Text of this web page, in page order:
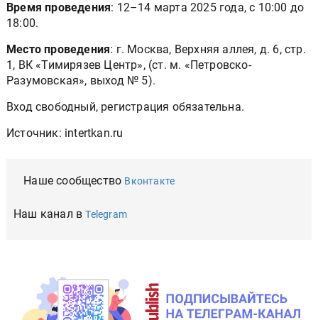
Время проведения: 12–14 марта 2025 года, с 10:00 до
18:00.
Место проведения: г. Москва, Верхняя аллея, д. 6, стр.
1, ВК «Тимирязев Центр», (ст. м. «Петровско-
Разумовская», выход № 5).
Вход свободный, регистрация обязательна.
Источник: intertkan.ru
Наше сообщество Вконтакте
Наш канал вTelegram